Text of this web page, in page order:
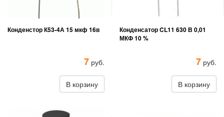
Конденстор К53-4А 15 мкф 16в
7 руб.
В корзину
Конденсатор CL11 630 В 0,01
МКФ 10 %
7 руб.
В корзину